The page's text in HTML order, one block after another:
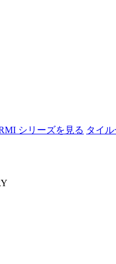
シリーズを見る タイ